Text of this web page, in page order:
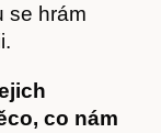
se hrám
co nám